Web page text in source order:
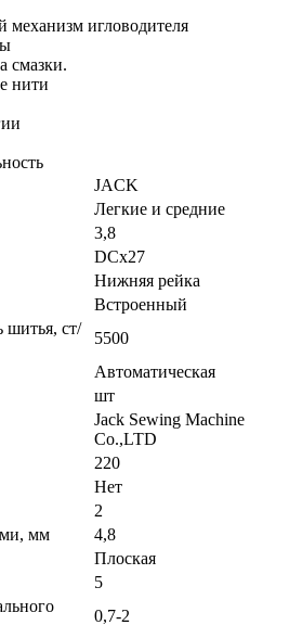
игловодителя
смазки.
нити
JACK
Легкие и средние
3,8
DCx27
Нижняя рейка
Встроенный
шитья, ст/
5500
Автоматическая
шт
Jack Sewing Machine
Co.,LTD
220
Нет
2
мм
4,8
Плоская
5
0,7-2